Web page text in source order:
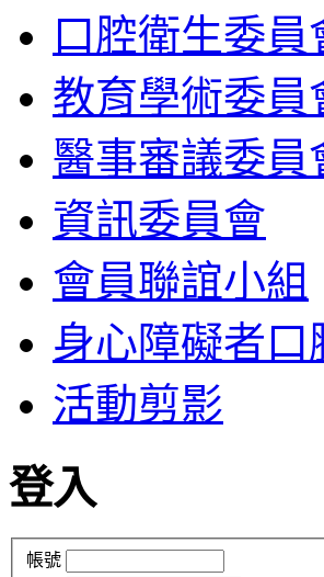
口腔衛生委員
教育學術委員
醫事審議委員
資訊委員會
會員聯誼小組
身心障礙者
活動剪影
登入
帳號